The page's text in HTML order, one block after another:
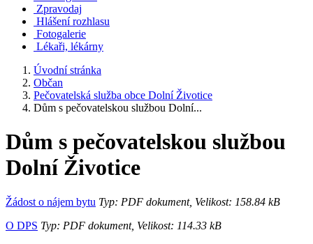
Zpravodaj
Hlášení rozhlasu
Fotogalerie
Lékaři, lékárny
Úvodní stránka
Občan
Pečovatelská služba obce Dolní Životice
Dům s pečovatelskou službou Dolní...
Dům s pečovatelskou službou
Dolní Životice
Žádost o nájem bytu Typ: PDF dokument, Velikost: 158.84 kB
O DPS Typ: PDF dokument, Velikost: 114.33 kB